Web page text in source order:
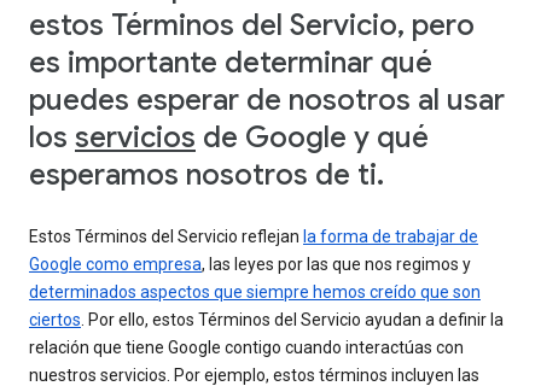
estos Términos del Servicio, pero
es importante determinar qué
puedes esperar de nosotros al usar
los servicios de Google y qué
esperamos nosotros de ti.
Estos Términos del Servicio reflejan la forma de trabajar de
Google como empresa, las leyes por las que nos regimos y
determinados aspectos que siempre hemos creído que son
ciertos . Por ello, estos Términos del Servicio ayudan a definir la
relación que tiene Google contigo cuando interactúas con
nuestros servicios. Por ejemplo, estos términos incluyen las